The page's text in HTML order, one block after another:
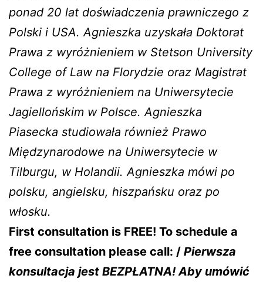
ponad 20 lat doświadczenia prawniczego z
Polski i USA. Agnieszka uzyskała Doktorat
Prawa z wyróżnieniem w Stetson University
College of Law na Florydzie oraz Magistrat
Prawa z wyróżnieniem na Uniwersytecie
Jagiellońskim w Polsce. Agnieszka
Piasecka studiowała również Prawo
Międzynarodowe na Uniwersytecie w
Tilburgu, w Holandii. Agnieszka mówi po
polsku, angielsku, hiszpańsku oraz po
włosku.
First consultation is FREE! To schedule a
free consultation please call: / Pierwsza
konsultacja jest BEZPŁATNA! Aby umówić